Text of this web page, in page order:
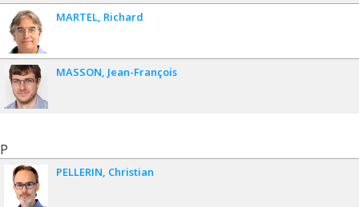
MARTEL Richard
MASSON Jean-François
P
PELLERIN Christian